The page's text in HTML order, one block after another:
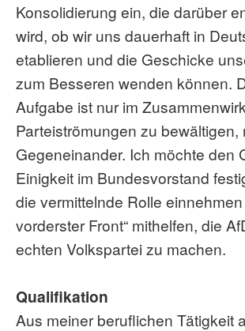
Konsolidierung ein, die darüber
wird, ob wir uns dauerhaft in
etablieren und die Geschicke
zum Besseren wenden können.
Aufgabe ist nur im
Parteiströmungen zu bewältigen,
Gegeneinander. Ich möchte den
Einigkeit im Bundesvorstand
die vermittelnde Rolle einnehmen
vorderster Front“ mithelfen, die
echten Volkspartei zu machen.
Qualifikation
Aus meiner beruflichen Tätigkeit